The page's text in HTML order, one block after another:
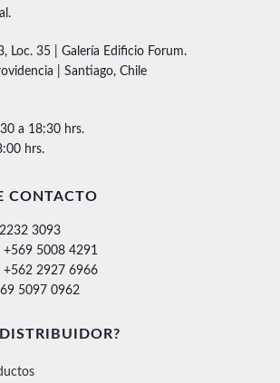
Loc. 35 | Galería Edificio Forum.
| Santiago, Chile
a 18:30 hrs.
hrs.
CONTACTO
3093
+569 5008 4291
+562 2927 6966
5097 0962